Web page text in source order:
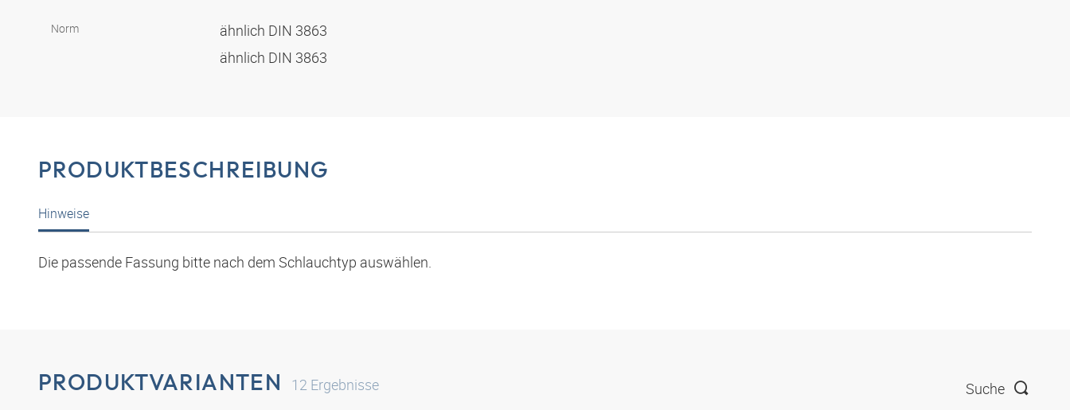
Norm
ähnlich DIN 3863
ähnlich DIN 3863
PRODUKTBESCHREIBUNG
Hinweise
Die passende Fassung bitte nach dem Schlauchtyp auswählen.
PRODUKTVARIANTEN 12 Ergebnisse Suche